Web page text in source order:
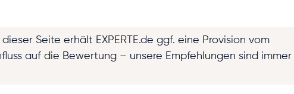
dieser Seite erhält EXPERTE.de ggf. eine Provision vom
auf die Bewertung – unsere Empfehlungen sind immer